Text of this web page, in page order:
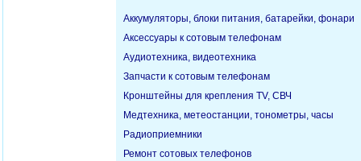
Аккумуляторы, блоки питания, батарейки, фонари
Аксессуары к сотовым телефонам
Аудиотехника, видеотехника
Запчасти к сотовым телефонам
Кронштейны для крепления TV, СВЧ
Медтехника, метеостанции, тонометры, часы
Радиоприемники
Ремонт сотовых телефонов